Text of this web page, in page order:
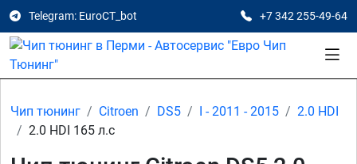
Telegram: EuroCT_bot +7 342 255-49-64
Чип тюнинг Citroen DS5 I - 2011 - 2015
2.0 HDI
2.0 HDI 165 л.с